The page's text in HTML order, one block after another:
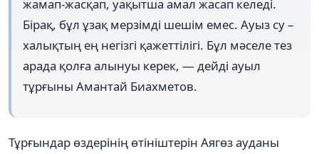
жамап-жасқап, уақытша амал жасап келеді.
Бірақ, бұл ұзақ мерзімді шешім емес. Ауыз су –
халықтың ең негізгі қажеттілігі. Бұл мәселе тез
арада қолға алынуы керек, — дейді ауыл
тұрғыны Амантай Биахметов.
Тұрғындар өздерінің өтініштерін Аягөз ауданы